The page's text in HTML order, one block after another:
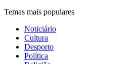
Temas mais populares
Noticiário
Cultura
Desporto
Política